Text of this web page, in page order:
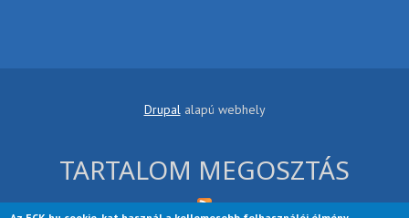
Drupalalapú webhely
TARTALOM MEGOSZTÁS